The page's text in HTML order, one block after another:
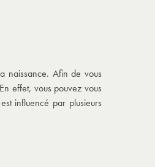
naissance. Afin de vous
effet, vous pouvez vous
influencé par plusieurs